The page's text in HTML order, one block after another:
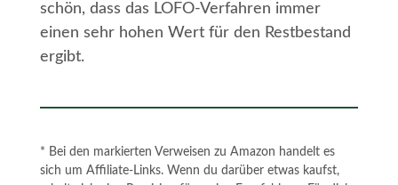
schön, dass das LOFO-Verfahren immer
einen sehr hohen Wert für den Restbestand
ergibt.
* Bei den markierten Verweisen zu Amazon handelt es
sich um Affiliate-Links. Wenn du darüber etwas kaufst,